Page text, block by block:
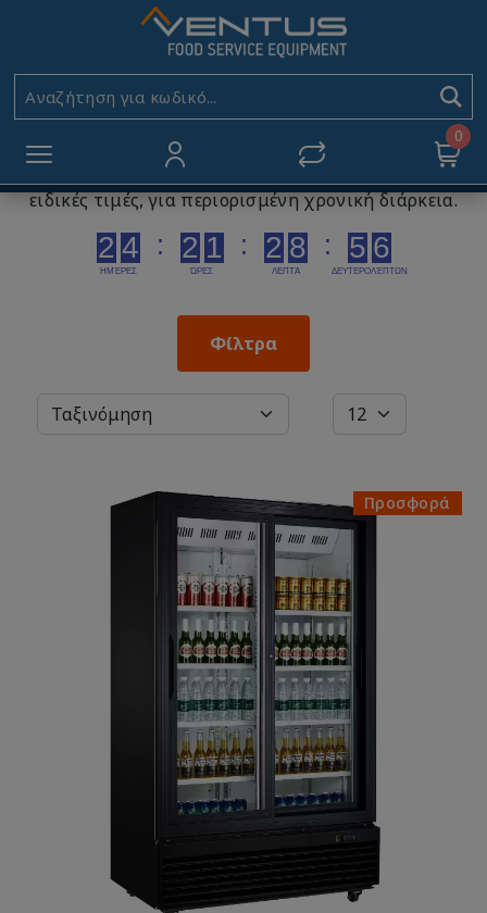
Αν
0
Προσφορές
Αρχική Προσφορές
Προσφορέςαπό την Ventus Α.Ε. Εδώ θα
ανακαλύψετε προϊόντα εξοπλισμού εστίασης σε
ειδικές τιμές, για περιορισμένη χρονική διάρκεια.
Φίλτρα
Προσφορά